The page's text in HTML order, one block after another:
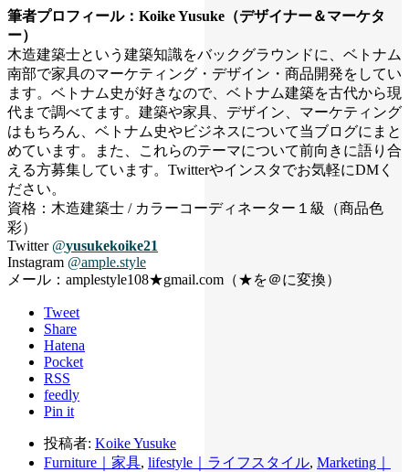
筆者プロフィール：Koike Yusuke（デザイナー＆マーケタ
ー）
木造建築士という建築知識をバックグラウンドに、ベトナム
南部で家具のマーケティング・デザイン・商品開発をしてい
ます。ベトナム史が好きなので、ベトナム建築を古代から現
代まで調べてます。建築や家具、デザイン、マーケティング
はもちろん、ベトナム史やビジネスについて当ブログにまと
めています。また、これらのテーマについて前向きに語り合
える方募集しています。Twitterやインスタでお気軽にDMく
ださい。
資格：木造建築士 / カラーコーディネーター１級（商品色
彩）
Twitter @yusukekoike21
Instagram @ample.style
メール：amplestyle108★gmail.com（★を＠に変換）
Tweet
Share
Hatena
Pocket
RSS
feedly
Pin it
投稿者: Koike Yusuke
Furniture｜家具, lifestyle｜ライフスタイル, Marketing｜